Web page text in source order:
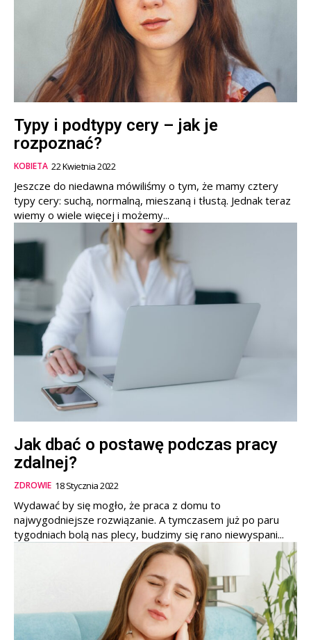
Typy i podtypy cery – jak je
rozpoznać?
KOBIETA 22 Kwietnia 2022
Jeszcze do niedawna mówiliśmy o tym, że mamy cztery
typy cery: suchą, normalną, mieszaną i tłustą. Jednak teraz
wiemy o wiele więcej i możemy...
Jak dbać o postawę podczas pracy
zdalnej?
ZDROWIE 18 Stycznia 2022
Wydawać by się mogło, że praca z domu to
najwygodniejsze rozwiązanie. A tymczasem już po paru
tygodniach bolą nas plecy, budzimy się rano niewyspani...